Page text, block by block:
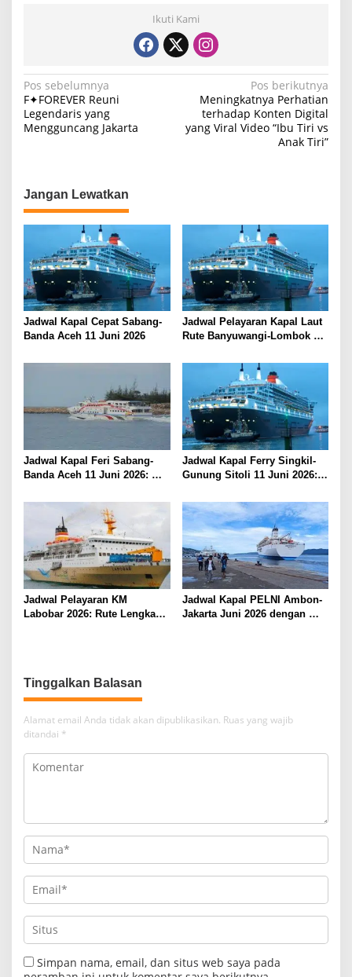
Ikuti Kami
N
a
v
a
s
p
o
s
Pos sebelumnya
F✦FOREVER Reuni
Legendaris yang
Mengguncang Jakarta
Pos berikutnya
Meningkatnya Perhatian
terhadap Konten Digital
yang Viral Video “Ibu Tiri vs
Anak Tiri”
Jangan Lewatkan
Jadwal Kapal Cepat Sabang-
Banda Aceh 11 Juni 2026
Jadwal Pelayaran Kapal Laut
Rute Banyuwangi-Lombok
Jadwal Kapal Feri Sabang-
Banda Aceh 11 Juni 2026:
Penumpang dan Pengemudi
Jadwal Kapal Ferry Singkil-
Gunung Sitoli 11 Juni 2026:
Lengkap
Jadwal Pelayaran KM
Labobar 2026: Rute Lengkap
Jadwal Kapal PELNI Ambon-
Jakarta Juni 2026 dengan
Alamat email Anda tidak akan dipublikasikan. Ruas yang wajib
ditandai *
Simpan nama, email, dan situs web saya pada